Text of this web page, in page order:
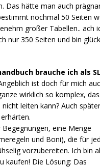
Das hätte man auch
nochmal 50 Seiten
großer Tabellen.. ach
nur 350 Seiten und bin
brauche ich als
ist doch für mich
wirklich so komplex,
leiten kann? Auch
eine Menge
und Boni), die für
vorzubereiten. Ich bin
kaufen! Die Lösung: Das